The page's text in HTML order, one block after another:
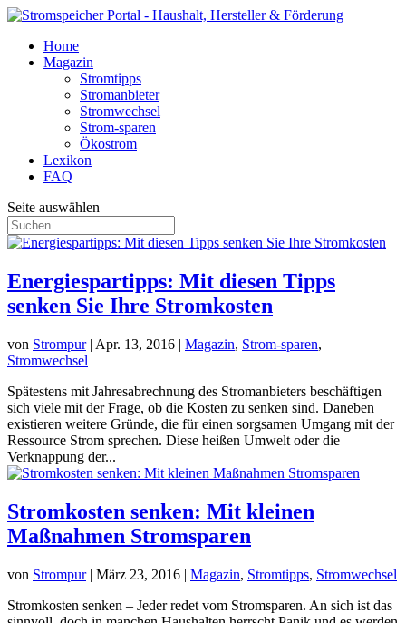
Home
Magazin
Stromtipps
Stromanbieter
Stromwechsel
Strom-sparen
Ökostrom
Lexikon
FAQ
Seite auswählen
Energiespartipps: Mit diesen Tipps
senken Sie Ihre Stromkosten
von Strompur| Apr. 13, 2016 | Magazin, Strom-sparen,
Stromwechsel
Spätestens mit Jahresabrechnung des Stromanbieters beschäftigen
sich viele mit der Frage, ob die Kosten zu senken sind. Daneben
existieren weitere Gründe, die für einen sorgsamen Umgang mit der
Ressource Strom sprechen. Diese heißen Umwelt oder die
Verknappung der...
Stromkosten senken: Mit kleinen
Maßnahmen Stromsparen
von Strompur| März 23, 2016 | Magazin, Stromtipps, Stromwechsel
Stromkosten senken – Jeder redet vom Stromsparen. An sich ist das